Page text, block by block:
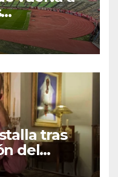
y del
70 años
tras
del